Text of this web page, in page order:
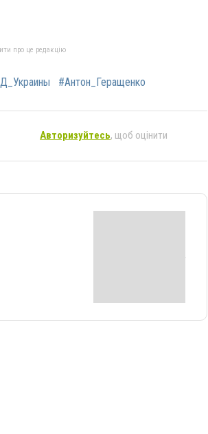
про це редакцію
#Антон_Геращенко
Авторизуйтесь, щоб оцінити